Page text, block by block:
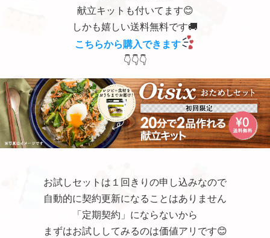
献立キットも付いてます😊
しかも嬉しい送料無料です🚚
こちらから購入できます
👇👇👇
お試しセットは１回きりの申し込みなので
自動的に契約更新になることはありません
「定期契約」にならないから
まずはお試ししてみるのは価値アリです😊